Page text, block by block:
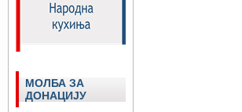
МОЛБА ЗА
ДОНАЦИЈУ